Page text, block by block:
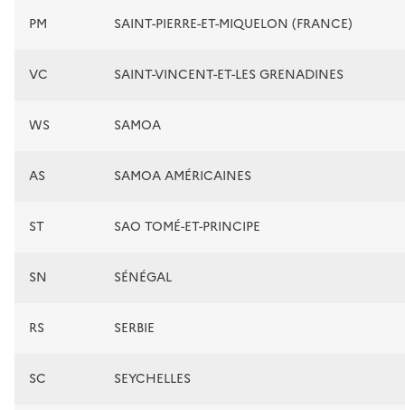
PM SAINT-PIERRE-ET-MIQUELON (FRANCE)
VC SAINT-VINCENT-ET-LES GRENADINES
WS SAMOA
AS SAMOA AMÉRICAINES
ST SAO TOMÉ-ET-PRINCIPE
SN SÉNÉGAL
RS SERBIE
SC SEYCHELLES